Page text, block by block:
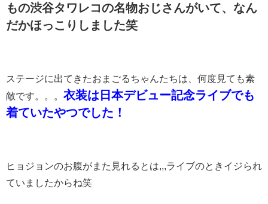
もの渋谷タワレコの名物おじさんがいて、なん
だかほっこりしました笑
ステージに出てきたおまごるちゃんたちは、何度見ても素
敵です。。。 衣装は日本デビュー記念ライブでも
着ていたやつでした！
ヒョジョンのお腹がまた見れるとは,,,ライブのときイジられ
ていましたからね笑